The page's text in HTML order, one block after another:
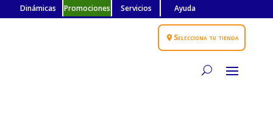
Dinámicas Promociones Servicios Ayuda
Selecciona tu tienda